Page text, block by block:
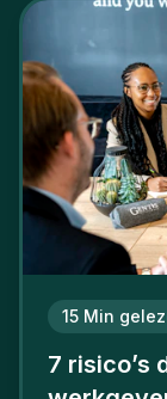
15 Min
7 risico’s